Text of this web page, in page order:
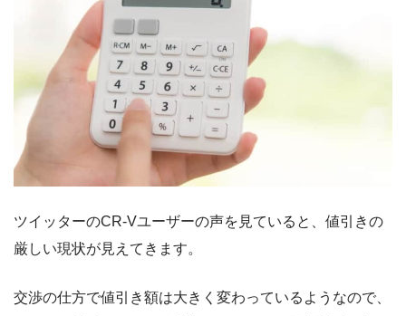
ツイッターのCR-Vユーザーの声を見ていると、値引きの
厳しい現状が見えてきます。
交渉の仕方で値引き額は大きく変わっているようなので、